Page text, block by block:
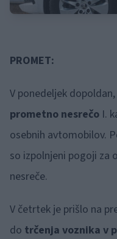
PROMET:
V ponedeljek
prometno nesrečo I.
osebnih avtomobilov.
so izpolnjeni pogoji za
nesreče.
V četrtek je prišlo na
do trčenja voznika v